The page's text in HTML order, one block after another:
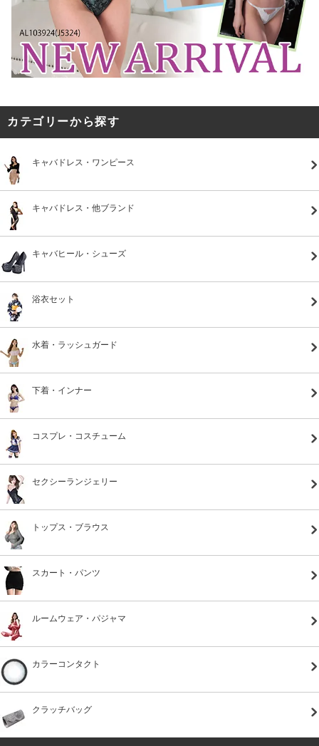
カテゴリーから探す
キャバドレス・ワンピース
キャバドレス・他ブランド
キャバヒール・シューズ
浴衣セット
水着・ラッシュガード
下着・インナー
コスプレ・コスチューム
セクシーランジェリー
トップス・ブラウス
スカート・パンツ
ルームウェア・パジャマ
カラーコンタクト
クラッチバッグ